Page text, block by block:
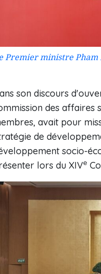
Premier ministre Pham
son discours
des affaires
avait pour
de
socio-
lors du XIVe